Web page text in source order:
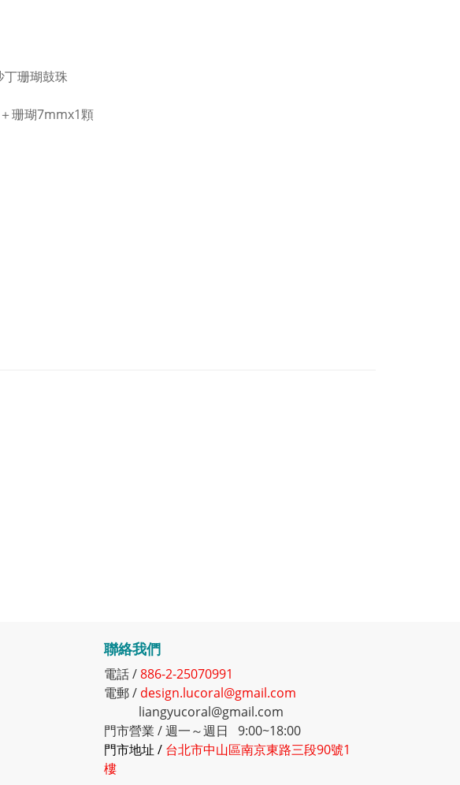
丁珊瑚鼓珠
＋珊瑚7mmx1顆
聯絡我們
電話 /886-2-25070991
電郵 / design.lucoral@gmail.com
liangyucoral@gmail.com
門市營業 / 週一～週日 9:00~18:00
門市地址 / 台北市中山區南京東路三段90號1
樓